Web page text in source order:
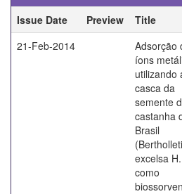
Issue Date
Preview Title
21-Feb-2014
Adsorção
íons
utilizando
casca da
semente
castanha
Brasil
excelsa
como